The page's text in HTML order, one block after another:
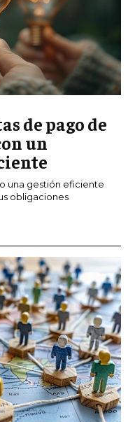
de pago de
un
una gestión eficiente
obligaciones